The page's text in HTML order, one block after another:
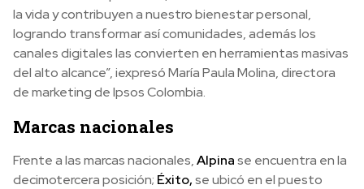
la vida y contribuyen a nuestro bienestar personal,
logrando transformar así comunidades, además los
canales digitales las convierten en herramientas masivas
del alto alcance”, iexpresó María Paula Molina, directora
de marketing de Ipsos Colombia.
Marcas nacionales
Frente a las marcas nacionales,Alpinase encuentra en la
decimotercera posición; Éxito,se ubicó en el puesto